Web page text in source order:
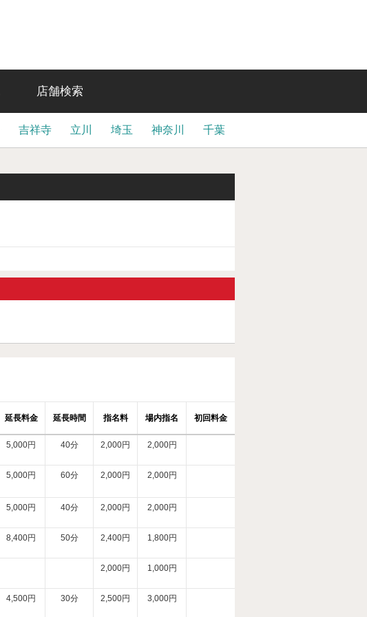
店舗検索
吉祥寺 立川 埼玉 神奈川 千葉
延長料金 延長時間 指名料 場内指名 初回料金
5,000円 40分 2,000円 2,000円
5,000円 60分 2,000円 2,000円
5,000円 40分 2,000円 2,000円
8,400円 50分 2,400円 1,800円
2,000円 1,000円
4,500円 30分 2,500円 3,000円